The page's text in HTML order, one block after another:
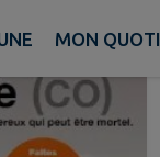
pageMON